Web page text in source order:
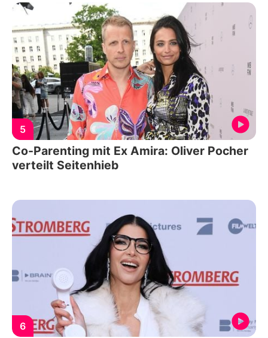
5
Co-Parenting mit Ex Amira: Oliver Pocher
verteilt Seitenhieb
6